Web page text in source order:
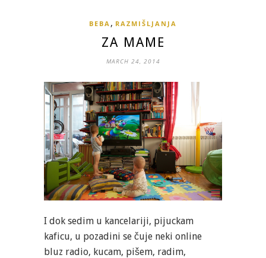
BEBA , RAZMIŠLJANJA
ZA MAME
MARCH 24, 2014
I dok sedim u kancelariji, pijuckam
kaficu, u pozadini se čuje neki online
bluz radio, kucam, pišem, radim,